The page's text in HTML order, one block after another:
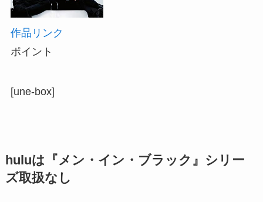
作品リンク
ポイント
[une-box]
huluは『メン・イン・ブラック』シリー
ズ取扱なし